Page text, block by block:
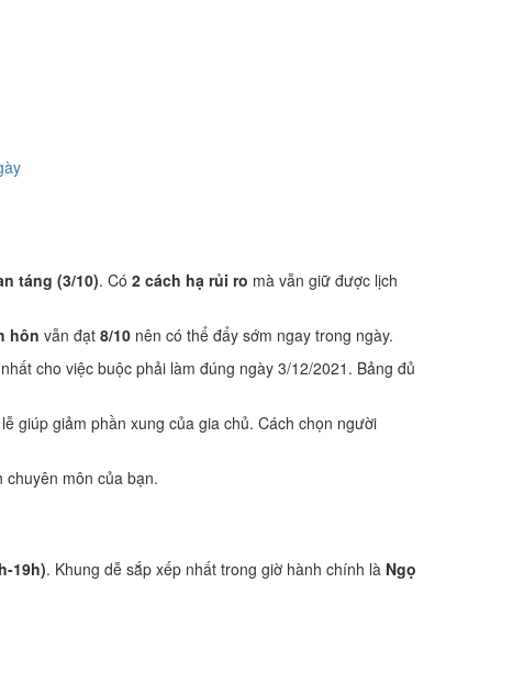
táng (3/10). Có 2 cách hạ rủi ro mà vẫn giữ được lịch
hôn vẫn đạt 8/10 nên có thể đẩy sớm ngay trong ngày.
cho việc buộc phải làm đúng ngày 3/12/2021. Bảng đủ
giúp giảm phần xung của gia chủ. Cách chọn người
môn của bạn.
19h). Khung dễ sắp xếp nhất trong giờ hành chính là Ngọ